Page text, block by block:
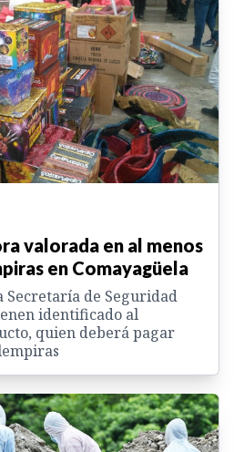
valorada en al menos
en Comayagüela
Secretaría de Seguridad
identificado al
quien deberá pagar